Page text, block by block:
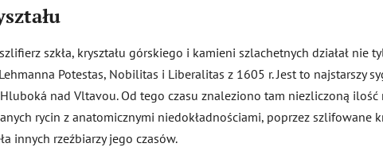
szkła, kryształu górskiego i kamieni szlachetnych działał nie
Potestas, Nobilitas i Liberalitas z 1605 r. Jest to najstarszy
nad Vltavou. Od tego czasu znaleziono tam niezliczoną ilość
rycin z anatomicznymi niedokładnościami, poprzez szlifowane
innych rzeźbiarzy jego czasów.